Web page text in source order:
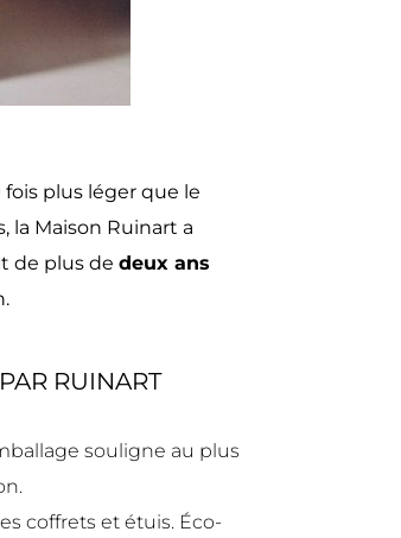
plus léger que le
la Maison Ruinart a
de plus de deux ans
RUINART
souligne au plus
coffrets et étuis. Éco-